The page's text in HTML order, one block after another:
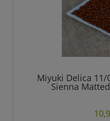
Miyuki Delica 11/
Sienna